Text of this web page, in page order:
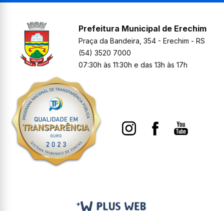
Prefeitura Municipal de Erechim
Praça da Bandeira, 354 - Erechim - RS
(54) 3520 7000
07:30h às 11:30h e das 13h às 17h